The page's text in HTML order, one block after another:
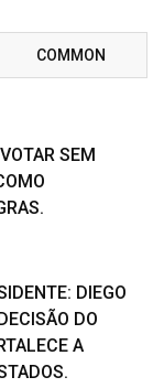
COMMON
SEM
DIEGO
DO
A